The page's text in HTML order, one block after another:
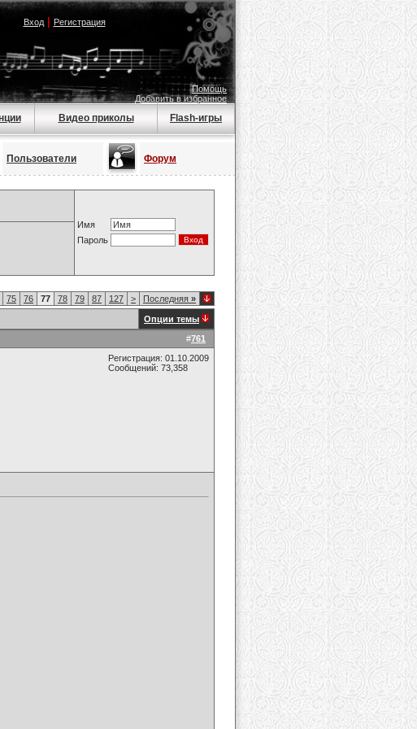
Вход| Регистрация
Помощь
Добавить в избранное
Видео приколы Flash-игры
Пользователи Форум
Имя
Пароль
75 76 77 78 79 87 127 > Последняя »
Опции темы
#761
Регистрация: 01.10.2009
Сообщений: 73,358